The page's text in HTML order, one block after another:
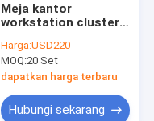
Meja kantor
workstation cluster
pentagon yang
digunakan staf 6
orang
Harga:USD220
MOQ:20 Set
dapatkan harga terbaru
Hubungi sekarang